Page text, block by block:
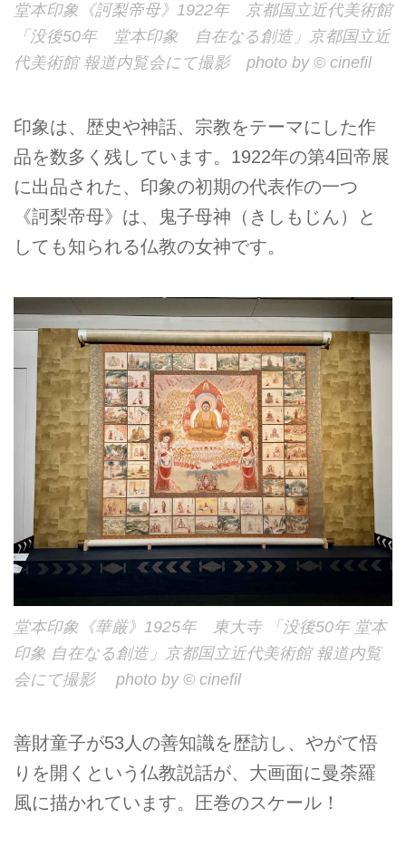
堂本印象《訶梨帝母》1922年 京都国立近代美術館
「没後50年 堂本印象 自在なる創造」京都国立近
代美術館 報道内覧会にて撮影 photo by © cinefil
印象は、歴史や神話、宗教をテーマにした作
品を数多く残しています。1922年の第4回帝展
に出品された、印象の初期の代表作の一つ
《訶梨帝母》は、鬼子母神（きしもじん）と
しても知られる仏教の女神です。
堂本印象《華厳》1925年 東大寺 「没後50年 堂本
印象 自在なる創造」京都国立近代美術館 報道内覧
会にて撮影 photo by © cinefil
善財童子が53人の善知識を歴訪し、やがて悟
りを開くという仏教説話が、大画面に曼荼羅
風に描かれています。圧巻のスケール！